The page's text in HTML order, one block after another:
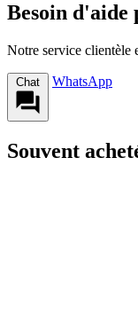
Besoin d'aide
Notre service clientèle
Chat WhatsApp
Souvent